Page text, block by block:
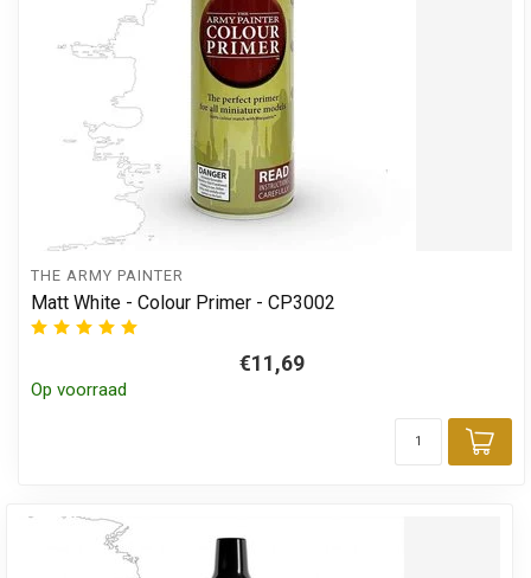
THE ARMY PAINTER
Matt White - Colour Primer - CP3002
€11,69
Op voorraad